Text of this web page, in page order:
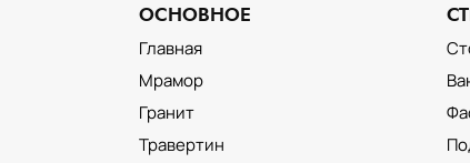
ОБЛИЦОВКА ФАСАДА
ОСНОВНОЕ
Главная
Мрамор
Гранит
Травертин